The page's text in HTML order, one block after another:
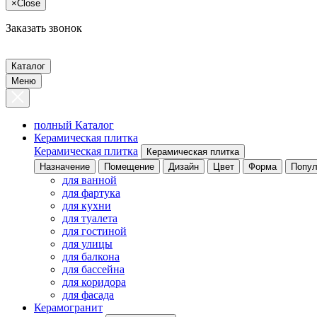
×Close
Заказать звонок
Каталог
Меню
полный Каталог
Керамическая плитка
Керамическая плитка
Керамическая плитка
Назначение
Помещение Дизайн Цвет Форма
для ванной
для фартука
для кухни
для туалета
для гостиной
для улицы
для балкона
для бассейна
для коридора
для фасада
Керамогранит